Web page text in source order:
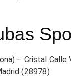
– Cristal Calle
(28978)